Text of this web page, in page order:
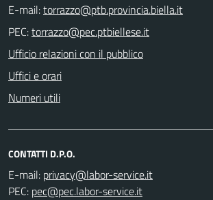
E-mail:
PEC:
Ufficio relazioni con il pubblico
Uffici e orari
Numeri utili
CONTATTI D.P.O.
E-mail:
PEC: